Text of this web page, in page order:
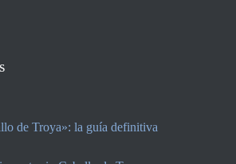
de Troya»: la guía definitiva